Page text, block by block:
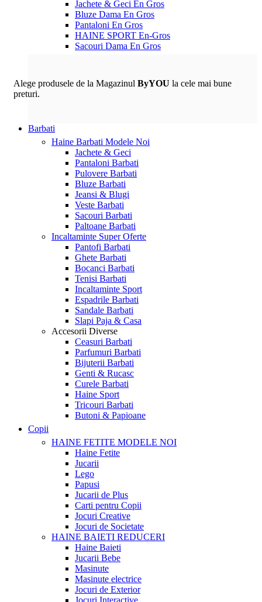
Jachete & Geci En Gros
Bluze Dama En Gros
Pantaloni En Gros
HAINE SPORT En-Gros
Sacouri Dama En Gros
Alege produsele de la Magazinul ByYOU la cele mai bune
preturi.
Barbati
Haine Barbati Modele Noi
Jachete & Geci
Pantaloni Barbati
Pulovere Barbati
Bluze Barbati
Jeansi & Blugi
Veste Barbati
Sacouri Barbati
Paltoane Barbati
Incaltaminte Super Oferte
Pantofi Barbati
Ghete Barbati
Bocanci Barbati
Tenisi Barbati
Incaltaminte Sport
Espadrile Barbati
Sandale Barbati
Slapi Paja & Casa
Accesorii Diverse
Ceasuri Barbati
Parfumuri Barbati
Bijuterii Barbati
Genti & Rucasc
Curele Barbati
Haine Sport
Tricouri Barbati
Butoni & Papioane
Copii
HAINE FETITE MODELE NOI
Haine Fetite
Jucarii
Lego
Papusi
Jucarii de Plus
Carti pentru Copii
Jocuri Creative
Jocuri de Societate
HAINE BAIETI REDUCERI
Haine Baieti
Jucarii Bebe
Masinute
Masinute electrice
Jocuri de Exterior
Jocuri Interactive